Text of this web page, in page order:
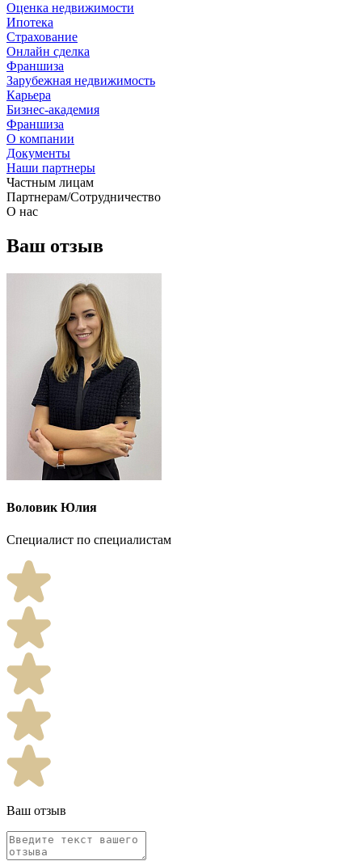
Оценка недвижимости
Ипотека
Страхование
Онлайн сделка
Франшиза
Зарубежная недвижимость
Карьера
Бизнес-академия
Франшиза
О компании
Документы
Наши партнеры
Частным лицам
Партнерам/Сотрудничество
О нас
Ваш отзыв
Воловик Юлия
Специалист по специалистам
Ваш отзыв